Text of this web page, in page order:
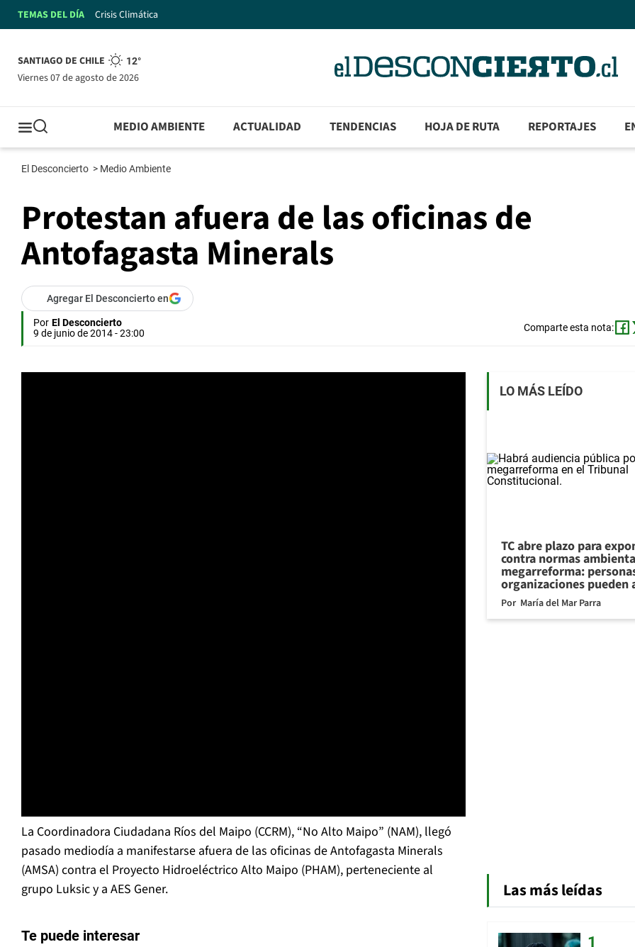
TEMAS DEL DÍA Crisis Climática
SANTIAGO DE CHILE 12°
viernes 07 de agosto de 2026
MEDIO AMBIENTE ACTUALIDAD TENDENCIAS HOJA DE RUTA REPORTAJES
El Desconcierto > Medio Ambiente
Protestan afuera de las oficinas de
Antofagasta Minerals
Agregar El Desconcierto en
Por El Desconcierto
9 de junio de 2014 - 23:00
Comparte esta nota:
La Coordinadora Ciudadana Ríos del Maipo (CCRM), “No Alto Maipo” (NAM), llegó
pasado mediodía a manifestarse afuera de las oficinas de Antofagasta Minerals
(AMSA) contra el Proyecto Hidroeléctrico Alto Maipo (PHAM), perteneciente al
grupo Luksic y a AES Gener.
Te puede interesar
LO MÁS LEÍDO
TC abre plazo para
contra normas
megarreforma:
organizaciones pueden
Por María del Mar Parra
Las más leídas